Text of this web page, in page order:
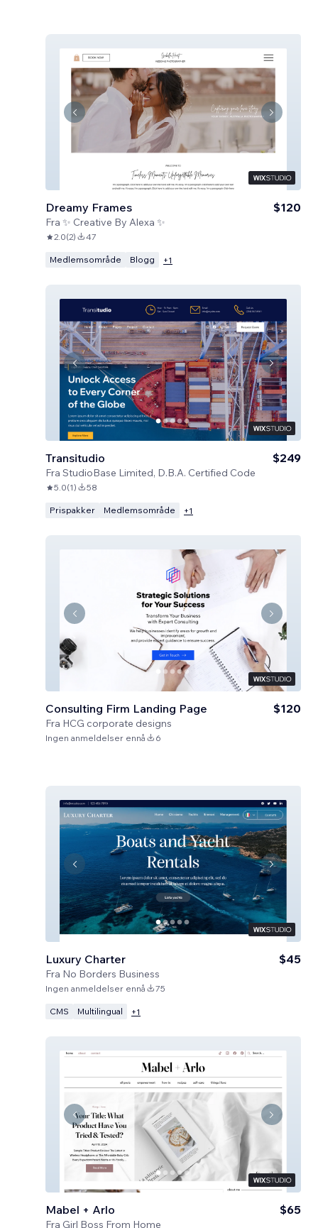
Dreamy Frames
Fra ✨ Creative By Alexa ✨
$120
2.0(2) 47
Medlemsområde Blogg +1
Transitudio
Fra StudioBase Limited, D.B.A. Certified Code
$249
5.0(1) 58
Prispakker Medlemsområde +1
Consulting Firm Landing Page
Fra HCG corporate designs
$120
Ingen anmeldelser ennå 6
Luxury Charter
Fra No Borders Business
$45
Ingen anmeldelser ennå 75
CMS Multilingual +1
Mabel + Arlo
Fra Girl Boss From Home
$65